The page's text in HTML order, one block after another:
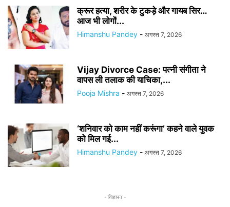
क्रूर हत्या, शरीर के टुकड़े और गायब सिर…
आज भी लोगों...
Himanshu Pandey - अगस्त 7, 2026
Vijay Divorce Case: पत्नी संगीता ने
वापस ली तलाक की याचिका,...
Pooja Mishra - अगस्त 7, 2026
‘शनिवार को काम नहीं करूंगा’ कहने वाले युवक
को मिल गई...
Himanshu Pandey - अगस्त 7, 2026
- विज्ञापन -